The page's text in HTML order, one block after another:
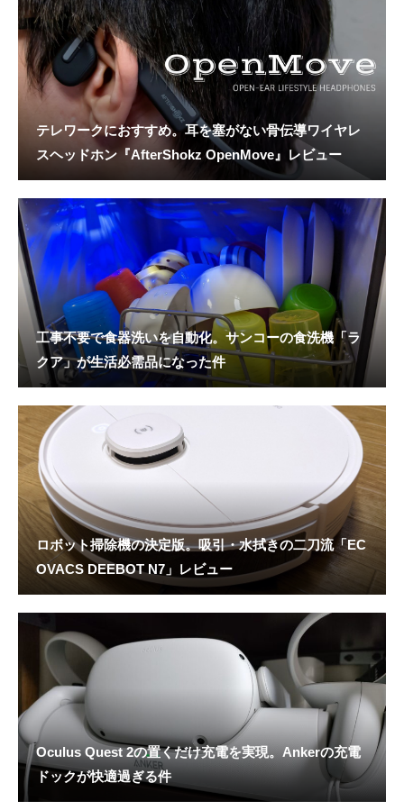
テレワークにおすすめ。耳を塞がない骨伝導ワイヤレ
スヘッドホン『AfterShokz OpenMove』レビュー
工事不要で食器洗いを自動化。サンコーの食洗機「ラ
クア」が生活必需品になった件
ロボット掃除機の決定版。吸引・水拭きの二刀流「EC
OVACS DEEBOT N7」レビュー
Oculus Quest 2の置くだけ充電を実現。Ankerの充電
ドックが快適過ぎる件